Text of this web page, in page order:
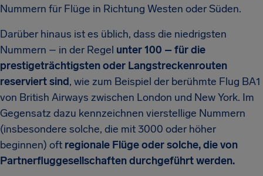
Nummern für Flüge in Richtung Westen oder Süden.
Darüber hinaus ist es üblich, dass die niedrigsten
Nummern – in der Regel unter 100 – für die
prestigeträchtigsten oder Langstreckenrouten
reserviert sind, wie zum Beispiel der berühmte Flug BA1
von British Airways zwischen London und New York. Im
Gegensatz dazu kennzeichnen vierstellige Nummern
(insbesondere solche, die mit 3000 oder höher
beginnen) oft regionale Flüge oder solche, die von
Partnerfluggesellschaften durchgeführt werden.